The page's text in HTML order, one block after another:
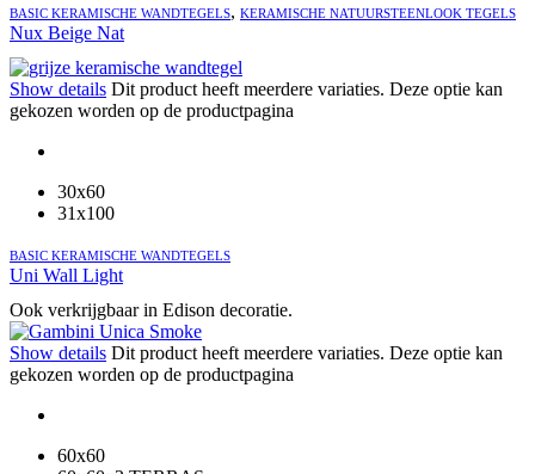
BASIC KERAMISCHE WANDTEGELS, KERAMISCHE NATUURSTEENLOOK TEGELS
Nux Beige Nat
Show details Dit product heeft meerdere variaties. Deze optie kan
gekozen worden op de productpagina
30x60
31x100
BASIC KERAMISCHE WANDTEGELS
Uni Wall Light
Ook verkrijgbaar in Edison decoratie.
Show details Dit product heeft meerdere variaties. Deze optie kan
gekozen worden op de productpagina
60x60